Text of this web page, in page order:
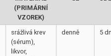
(PRIMÁRNÍ
VZOREK)
srážlivá krev
(sérum),
likvor,
denně 5